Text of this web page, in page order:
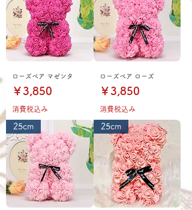
ローズベア マゼンタ
価格
￥3,850
消費税込み
ローズベア ローズ
価格
￥3,850
消費税込み
25cm 25cm